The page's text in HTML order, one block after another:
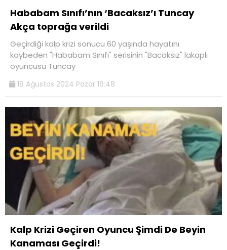
Hababam Sınıfı’nın ‘Bacaksız’ı Tuncay
Akça toprağa verildi
Geçirdiği kalp krizi sonucu 60 yaşında hayatını
kaybeden "Hababam Sınıfı" serisinin "Bacaksız" lakaplı
oyuncusu Tuncay
18 Ağustos 2024 Pazar 16:48
Kalp Krizi Geçiren Oyuncu Şimdi De Beyin
Kanaması Geçirdi!